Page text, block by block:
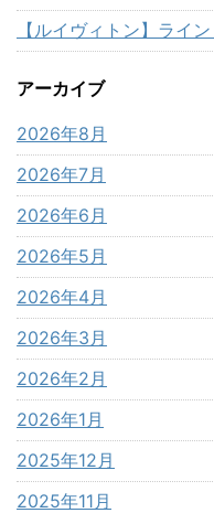
【ルイヴィトン】ライ
アーカイブ
2026年8月
2026年7月
2026年6月
2026年5月
2026年4月
2026年3月
2026年2月
2026年1月
2025年12月
2025年11月